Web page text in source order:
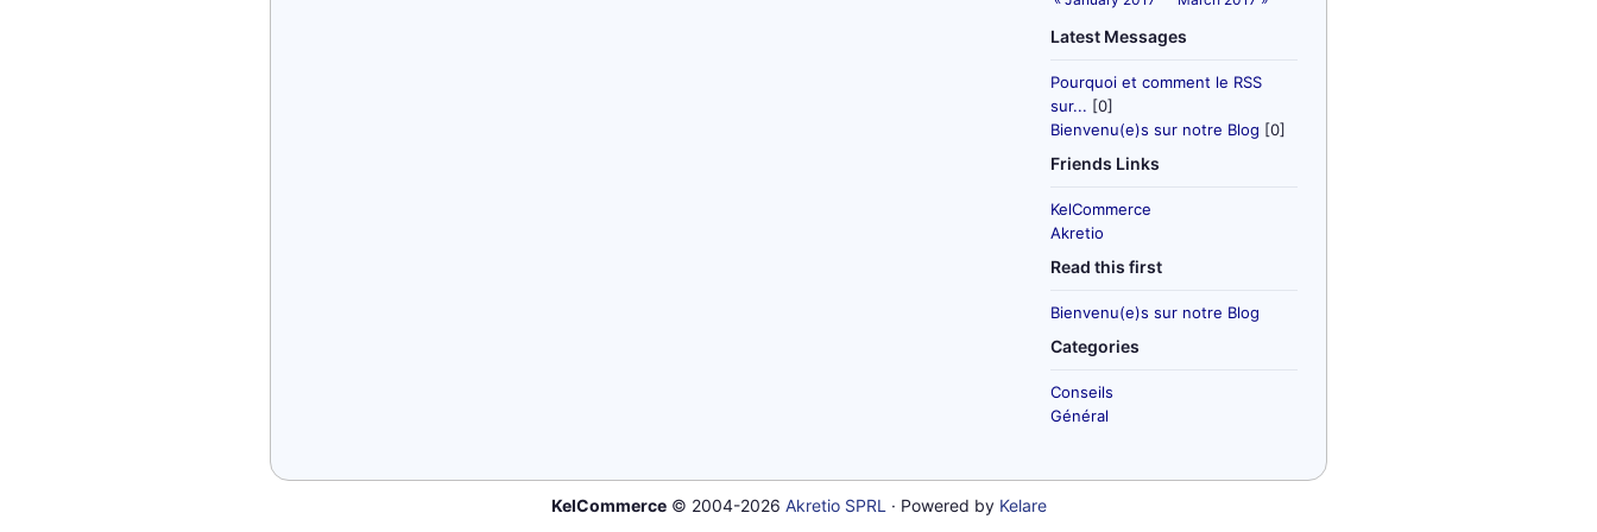
Latest Messages
Pourquoi et comment le RSS
sur... [0]
Bienvenu(e)s sur notre Blog [0]
Friends Links
KelCommerce
Akretio
Read this first
Bienvenu(e)s sur notre Blog
Categories
Conseils
Général
KelCommerce© 2004-2026 Akretio SPRL · Powered by Kelare